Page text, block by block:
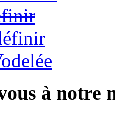
à notre